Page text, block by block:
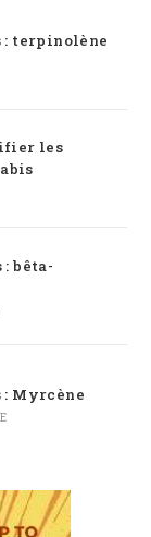
: terpinolène
les
bêta-
: Myrcène